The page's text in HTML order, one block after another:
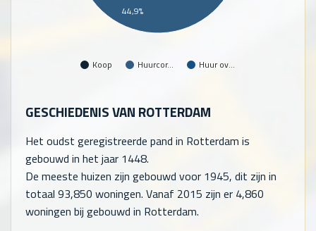
Koop Huurcor… Huur ov…
44,9%
GESCHIEDENIS VAN ROTTERDAM
Het oudst geregistreerde pand in Rotterdam is
gebouwd in het jaar 1448.
De meeste huizen zijn gebouwd voor 1945, dit zijn in
totaal 93,850 woningen. Vanaf 2015 zijn er 4,860
woningen bij gebouwd in Rotterdam.